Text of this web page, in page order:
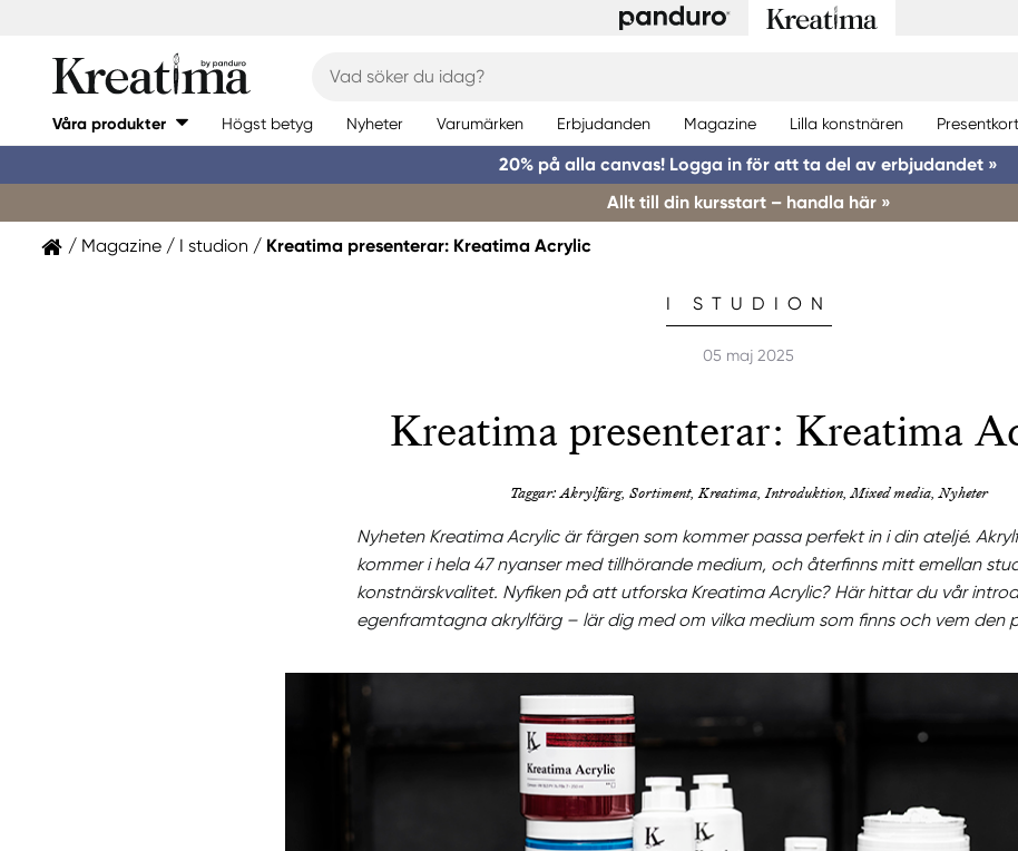
Våra produkter Högst betyg Nyheter Varumärken Erbjudanden Magazine Lilla konstnären Presentkort
20% på alla canvas! Logga in för att ta del av erbjudandet »
Allt till din kursstart – handla här »
Magazine I studion Kreatima presenterar: Kreatima Acrylic
I STUDION
05 maj 2025
Kreatima presenterar: Kreatima
Taggar: Akrylfärg, Sortiment, Kreatima, Introduktion, Mixed media, Nyheter
Nyheten Kreatima Acrylic är färgen som kommer passa perfekt in i din ateljé.
kommer i hela 47 nyanser med tillhörande medium, och återfinns mitt emellan
konstnärskvalitet. Nyfiken på att utforska Kreatima Acrylic? Här hittar du vår
egenframtagna akrylfärg – lär dig med om vilka medium som finns och vem den